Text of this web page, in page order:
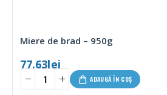
Miere de brad – 950g
77.63lei
ADAUGĂ ÎN COȘ